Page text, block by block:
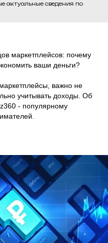
актуальные сведения по
маркетплейсов: почему
ваши деньги?
важно не
учитывать доходы. Об
- популярному